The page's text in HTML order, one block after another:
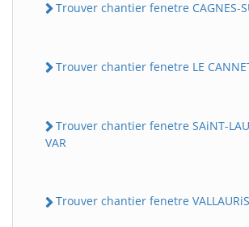
Trouver chantier fenetre CAGNES-
Trouver chantier fenetre LE
Trouver chantier fenetre SAiNT-
VAR
Trouver chantier fenetre VALLAURiS